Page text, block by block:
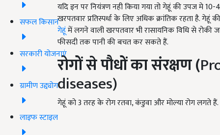
सफल किसान
सरकारी योजनाएं
ग्रामीण उद्द्योग
लाइफ स्टाइल
यदि इन पर नियंत्रण नही किया गया तो गेहूं की उपज मे
खरपतवार प्रतिस्पर्धा के लिए अधिक क्रांतिक रहता है.
गेहूंमें लगने वाली खरपतवार भी रासायनिक विधि से रोकी
फीसदी तक पानी की बचत कर सकते हैं.
रोगों से पौधों का संरक्षण (
diseases)
गेहूं को 3 तरह के रोग रतवा, कंडुवा और मोल्या रोग लगते